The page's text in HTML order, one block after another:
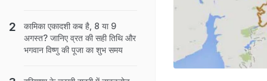
कामिका एकादशी कब है, 8 या 9
अगस्त? जानिए व्रत की सही तिथि और
भगवान विष्णु की पूजा का शुभ समय